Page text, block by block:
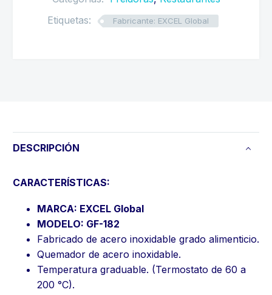
Etiquetas:
Fabricante: EXCEL Global
DESCRIPCIÓN
CARACTERÍSTICAS:
MARCA: EXCEL Global
MODELO: GF-182
Fabricado de acero inoxidable grado alimenticio.
Quemador de acero inoxidable.
Temperatura graduable. (Termostato de 60 a
200 °C).